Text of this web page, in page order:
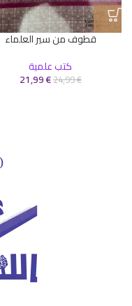
قطوف من سير العلماء
كتب علمية
24,99€
21,99€